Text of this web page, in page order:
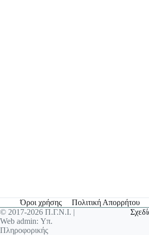
Όροι χρήσης Πολιτική Απορρήτου
© 2017-2026 Π.Γ.Ν.Ι. |
Web admin: Υπ.
Πληροφορικής